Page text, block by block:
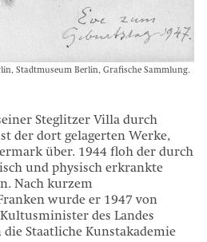
Stadtmuseum Berlin, Grafische Sammlung.
Steglitzer Villa durch
der dort gelagerten Werke,
über. 1944 floh der durch
und physisch erkrankte
Nach kurzem
wurde er 1947 von
des Landes
Staatliche Kunstakademie